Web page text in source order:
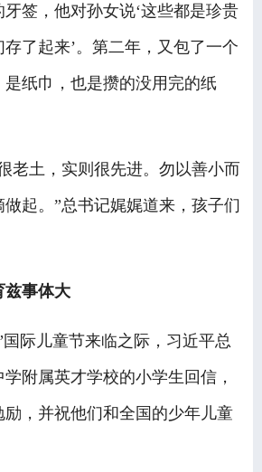
签，他对孙女说‘这些都是珍贵
了起来’。第二年，又包了一个
纸巾，也是攒的没用完的纸
土，实则很先进。勿以善小而
起。”总书记娓娓道来，孩子们
事体大
际儿童节来临之际，习近平总
附属英才学校的小学生回信，
励，并祝他们和全国的少年儿童